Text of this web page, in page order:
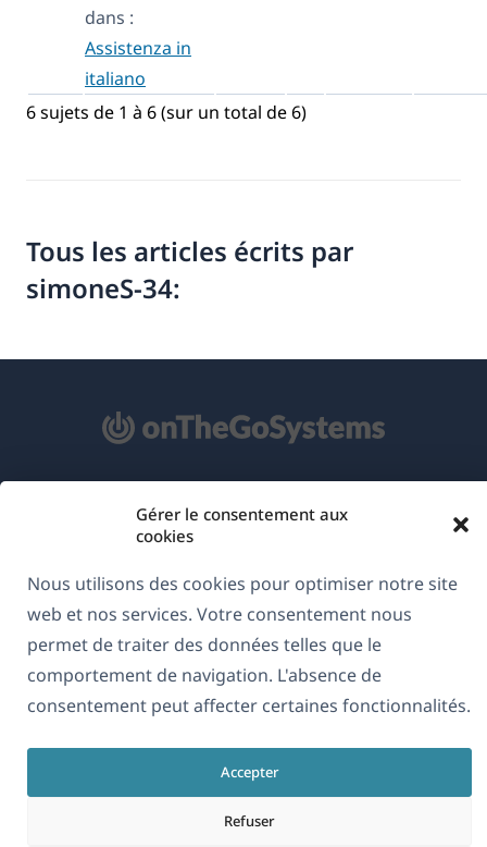
Gérer le consentement aux
cookies
Nous utilisons des cookies pour optimiser notre site
web et nos services. Votre consentement nous
permet de traiter des données telles que le
comportement de navigation. L'absence de
consentement peut affecter certaines fonctionnalités.
Accepter
Refuser
dans :
Assistenza in
italiano
6 sujets de 1 à 6 (sur un total de 6)
Tous les articles écrits par
simoneS-34:
OnTheGoSystems Limited
dans
Français
À propos de WPML
RGPD & Politique de confidentialité
Rejoignez notre équipe(s'ouvre
dans
une
nouvelle
fenêtre)
(s'ouvre
dans
une
nouvelle
(s'ouvre
dans
une
nouvelle
(s'ouvre
dans
une
nouvelle